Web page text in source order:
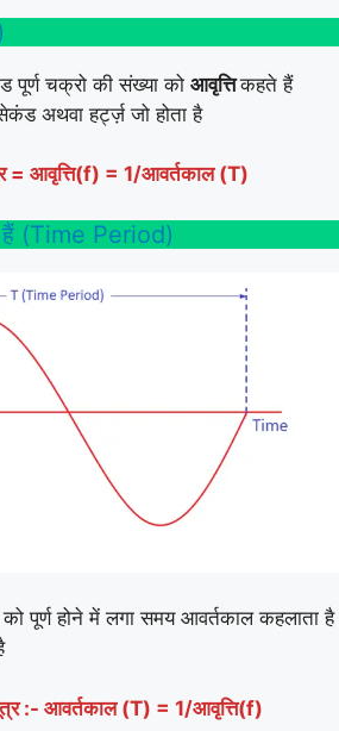
पूर्ण चक्रो की संख्या को आवृत्तिकहते हैं
अथवा हर्ट्ज़ जो होता है
= आवृत्ति(f) = 1/आवर्तकाल (T)
(Time Period)
को पूर्ण होने में लगा समय आवर्तकाल कहलाता है
:- आवर्तकाल (T) = 1/आवृत्ति(f)